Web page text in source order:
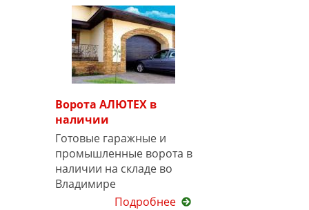
Ворота АЛЮТЕХ в
наличии
Готовые гаражные и
промышленные ворота в
наличии на складе во
Владимире
Подробнее